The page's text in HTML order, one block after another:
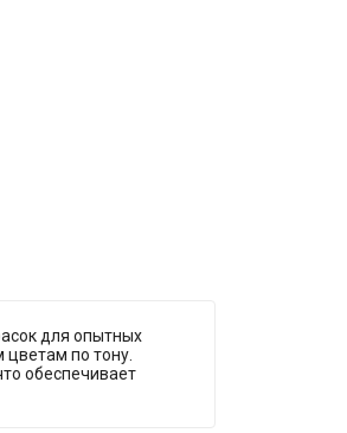
для опытных
цветам по тону.
обеспечивает